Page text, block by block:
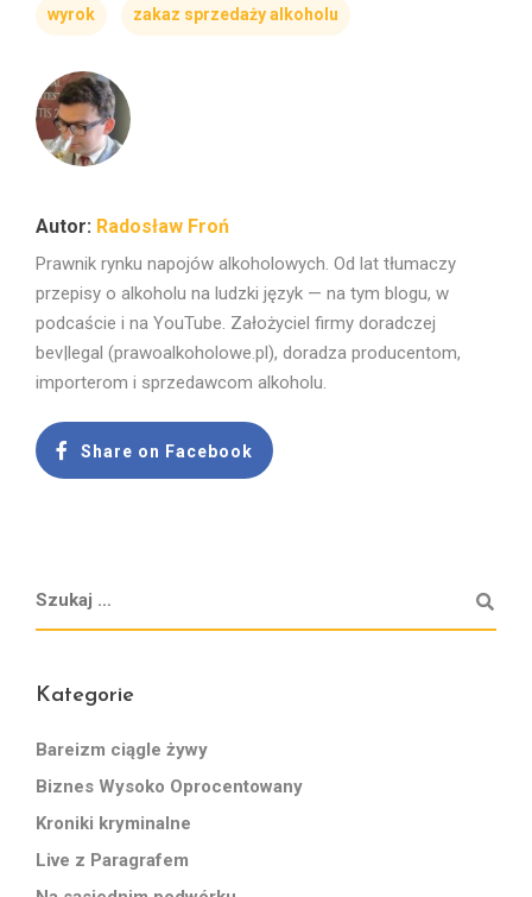
wyrok zakaz sprzedaży alkoholu
Radosław Froń
Prawnik rynku napojów alkoholowych. Od lat tłumaczy
przepisy o alkoholu na ludzki język — na tym blogu, w
podcaście i na YouTube. Założyciel firmy doradczej
bev|legal (prawoalkoholowe.pl), doradza producentom,
importerom i sprzedawcom alkoholu.
Share on Facebook
Kategorie
Bareizm ciągle żywy
Biznes Wysoko Oprocentowany
Kroniki kryminalne
Live z Paragrafem